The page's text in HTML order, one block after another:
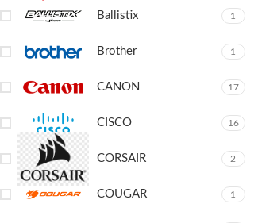
Ballistix 1
Brother 1
CANON 17
CISCO 16
CORSAIR 2
COUGAR 1